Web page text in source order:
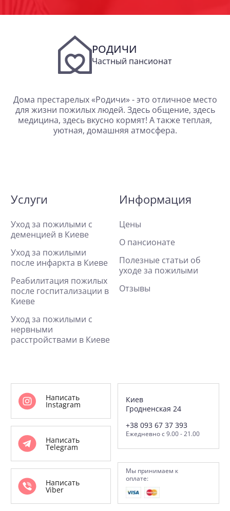
РОДИЧИ
Частный пансионат
Дома престарелых «Родичи» - это отличное место
для жизни пожилых людей. Здесь общение, здесь
медицина, здесь вкусно кормят! А также теплая,
уютная, домашняя атмосфера.
Услуги
Уход за пожилыми с
деменцией в Киеве
Уход за пожилыми
после инфаркта в Киеве
Реабилитация пожилых
после госпитализации в
Киеве
Уход за пожилыми с
нервными
расстройствами в Киеве
Информация
Цены
О пансионате
Полезные статьи об
уходе за пожилыми
Отзывы
Написать
Instagram
Написать
Telegram
Написать
Viber
Киев
Гродненская 24
+38 093 67 37 393
Ежедневно с 9.00 - 21.00
Мы принимаем к
оплате: